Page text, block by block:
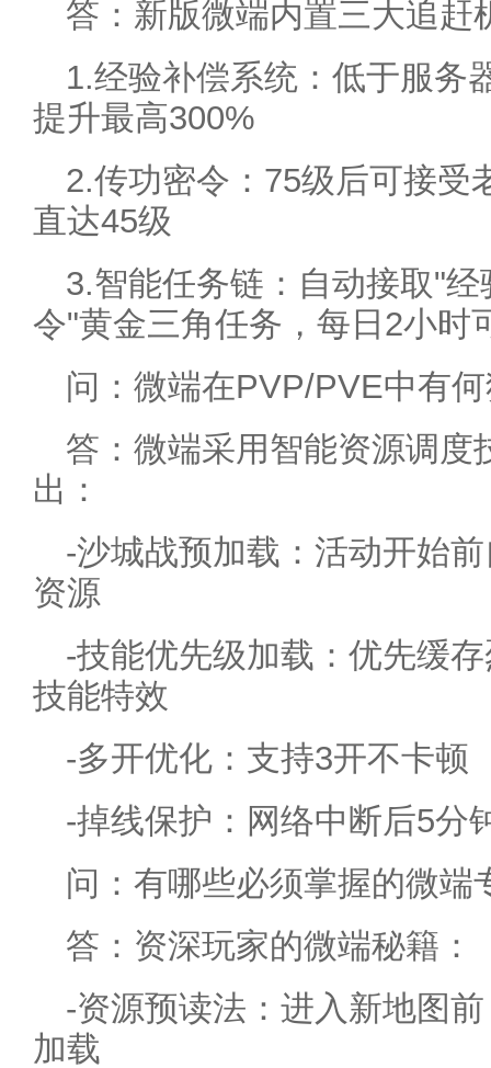
答：新版微端内置三大追赶
1.经验补偿系统：低于服务
提升最高300%
2.传功密令：75级后可接受
直达45级
3.智能任务链：自动接取"
令"黄金三角任务，每日2小时
问：微端在PVP/PVE中有
答：微端采用智能资源调度
出：
-沙城战预加载：活动开始
资源
-技能优先级加载：优先缓
技能特效
-多开优化：支持3开不卡顿
-掉线保护：网络中断后5分
问：有哪些必须掌握的微端
答：资深玩家的微端秘籍：
-资源预读法：进入新地图
加载